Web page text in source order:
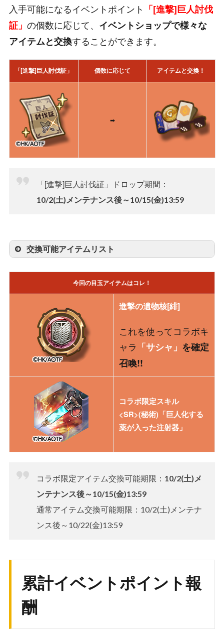
入手可能になるイベントポイント 「[進撃]巨人討伐
証」 の個数に応じて、 イベントショップで様々な
アイテムと交換することができます。
「[進撃]巨人討伐証」 個数に応じて アイテムと交換！
➡
「[進撃]巨人討伐証」ドロップ期間：
10/2(土)メンテナンス後～10/15(金)13:59
交換可能アイテムリスト
間中のみ
(10/2 メンテナンス後～
10/15 13:59)
コラボ限定スキルカード(<SR>
(秘術)「巨人化する薬が入った注射
・コラボ限定エモート
・コラボ限定アクセサリ
全期間
(10/2 メンテナンス後～
10/22 13:59)
・APスクロール
・URジェム(クランジェムも含む
・各色エーテル
・輝虹石(1日1回まで!お得な限定
・ゴールド(1日1回まで!大盤振る
(10/2 メンテナンス後～10/9
・<鉄血の義兵>用URジェム(「～
の十字勲章」)
・輝虹石
<鉄血の義兵>専用ジェム
今回の目玉アイテムはコレ！
進撃の遺物核[緋]
これを使ってコラボキ
ャラ 「サシャ」 を確定
召喚!!
コラボ限定スキル
<SR>(秘術)「巨人化する
薬が入った注射器」
コラボ限定アイテム交換可能期限： 10/2(土)メ
ンテナンス後～10/15(金)13:59
通常アイテム交換可能期限：10/2(土)メンテナ
ンス後～10/22(金)13:59
累計イベントポイント報
酬